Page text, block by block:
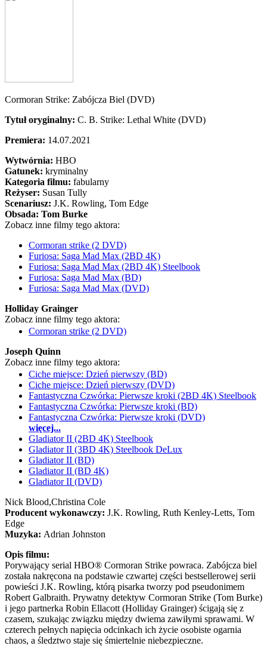
Cormoran Strike: Zabójcza Biel (DVD)
Tytuł oryginalny: C. B. Strike: Lethal White (DVD)
Premiera: 14.07.2021
Wytwórnia: HBO
Gatunek: kryminalny
Kategoria filmu: fabularny
Reżyser: Susan Tully
Scenariusz: J.K. Rowling, Tom Edge
Obsada: Tom Burke
Zobacz inne filmy tego aktora:
Cormoran strike (2 DVD)
Furiosa: Saga Mad Max (2BD 4K)
Furiosa: Saga Mad Max (2BD 4K) Steelbook
Furiosa: Saga Mad Max (BD)
Furiosa: Saga Mad Max (DVD)
Holliday Grainger
Zobacz inne filmy tego aktora:
Cormoran strike (2 DVD)
Joseph Quinn
Zobacz inne filmy tego aktora:
Ciche miejsce: Dzień pierwszy (BD)
Ciche miejsce: Dzień pierwszy (DVD)
Fantastyczna Czwórka: Pierwsze kroki (2BD 4K) Steelbook
Fantastyczna Czwórka: Pierwsze kroki (BD)
Fantastyczna Czwórka: Pierwsze kroki (DVD)
więcej...
Gladiator II (2BD 4K) Steelbook
Gladiator II (3BD 4K) Steelbook DeLux
Gladiator II (BD)
Gladiator II (BD 4K)
Gladiator II (DVD)
Nick Blood,Christina Cole
Producent wykonawczy: J.K. Rowling, Ruth Kenley-Letts, Tom
Edge
Muzyka: Adrian Johnston
Opis filmu:
Porywający serial HBO® Cormoran Strike powraca. Zabójcza biel
została nakręcona na podstawie czwartej części bestsellerowej serii
powieści J.K. Rowling, którą pisarka tworzy pod pseudonimem
Robert Galbraith. Prywatny detektyw Cormoran Strike (Tom Burke)
i jego partnerka Robin Ellacott (Holliday Grainger) ścigają się z
czasem, szukając związku między dwiema zawiłymi sprawami. W
czterech pełnych napięcia odcinkach ich życie osobiste ogarnia
chaos, a śledztwo staje się śmiertelnie niebezpieczne.